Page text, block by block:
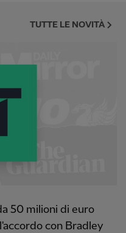
TUTTE LE NOVITÀ
50 milioni di euro
con Bradley